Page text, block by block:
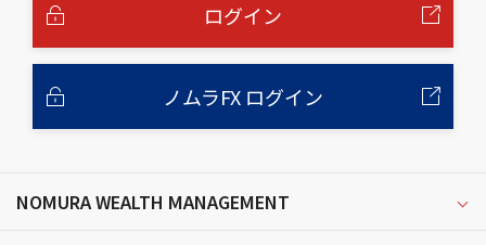
ログイン
ノムラFX ログイン
NOMURA WEALTH MANAGEMENT